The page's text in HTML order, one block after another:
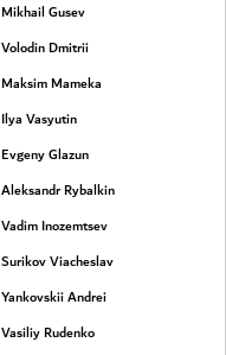
Mikhail Gusev
Volodin Dmitrii
Maksim Mameka
Ilya Vasyutin
Evgeny Glazun
Aleksandr Rybalkin
Vadim Inozemtsev
Surikov Viacheslav
Yankovskii Andrei
Vasiliy Rudenko